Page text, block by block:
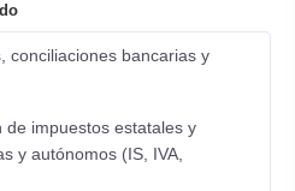
conciliaciones bancarias y
de impuestos estatales y
y autónomos (IS, IVA,